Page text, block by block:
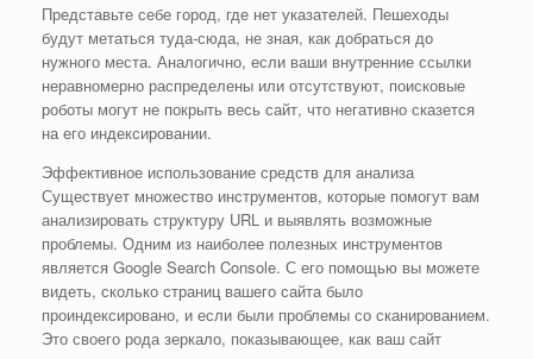
Представьте себе город, где нет указателей. Пешеходы
будут метаться туда-сюда, не зная, как добраться до
нужного места. Аналогично, если ваши внутренние ссылки
неравномерно распределены или отсутствуют, поисковые
роботы могут не покрыть весь сайт, что негативно сказется
на его индексировании.
Эффективное использование средств для анализа
Существует множество инструментов, которые помогут вам
анализировать структуру URL и выявлять возможные
проблемы. Одним из наиболее полезных инструментов
является Google Search Console. С его помощью вы можете
видеть, сколько страниц вашего сайта было
проиндексировано, и если были проблемы со сканированием.
Это своего рода зеркало, показывающее, как ваш сайт